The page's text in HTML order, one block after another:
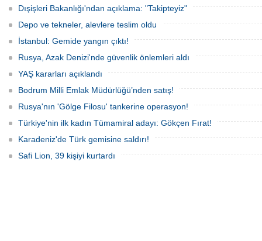
çaldı. Olay, güvenlik kameralarına
yansıdı, tekne sahiplerinin ihbarıyla
jandarma inceleme başlattı.
teknenin batmaması için bölgede
kurtarma çalışması başlatıldı.
Dışişleri Bakanlığı'ndan açıklama: "Takipteyiz"
Depo ve tekneler, alevlere teslim oldu
İstanbul: Gemide yangın çıktı!
Rusya, Azak Denizi'nde güvenlik önlemleri aldı
YAŞ kararları açıklandı
Bodrum Milli Emlak Müdürlüğü’nden satış!
Rusya'nın 'Gölge Filosu' tankerine operasyon!
Türkiye'nin ilk kadın Tümamiral adayı: Gökçen Fırat!
Karadeniz'de Türk gemisine saldırı!
Safi Lion, 39 kişiyi kurtardı